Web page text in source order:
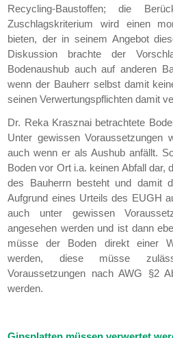
Recycling-Baustoffen; die
Zuschlagskriterium wird einen
bieten, der in seinem Angebot
Diskussion brachte der
Bodenaushub auch auf anderen
wenn der Bauherr selbst damit
seinen Verwertungspflichten damit
Dr. Reka Krasznai betrachtete
Unter gewissen Voraussetzungen
auch wenn er als Aushub anfällt.
Boden vor Ort i.a. keinen Abfall dar,
des Bauherrn besteht und damit
Aufgrund eines Urteils des EUGH
auch unter gewissen
angesehen werden und ist dann
müsse der Boden direkt einer
werden, diese müsse
Voraussetzungen nach AWG §2
werden.